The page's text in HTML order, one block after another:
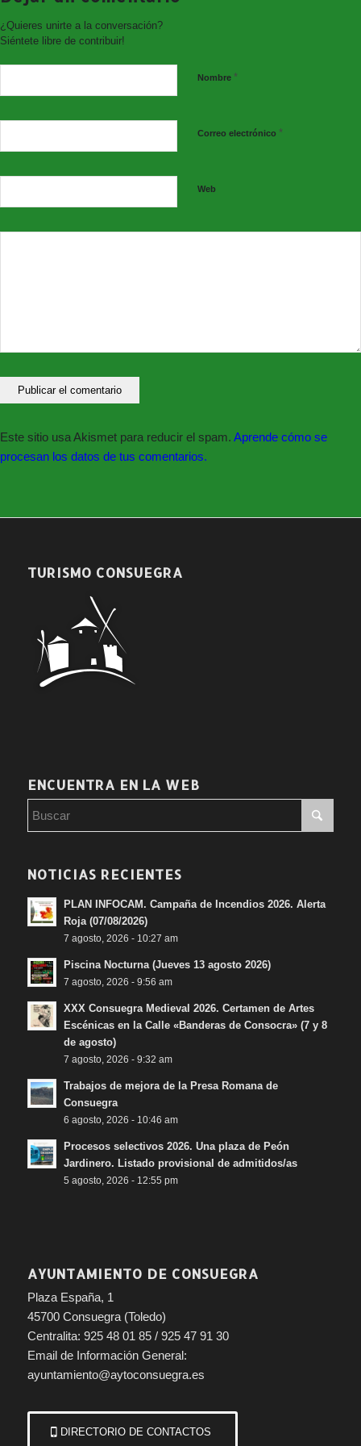
en combate Diego Rodríguez, el único hijo varón del Cid
Campeador.
Pilar Rivera Sesmero
género.
lván Fernández-Peinado Moreno
en La Mancha.
Consuegra: normas, conflictos y relaciones.
¿Quieres unirte a la conversación?
Siéntete libre de contribuir!
Nombre *
Correo electrónico *
Web
Este sitio usa Akismet para reducir el spam. Aprende cómo se
procesan los datos de tus comentarios.
TURISMO CONSUEGRA
ENCUENTRA EN LA WEB
NOTICIAS RECIENTES
PLAN INFOCAM. Campaña de Incendios 2026. Alerta
Roja (07/08/2026)
7 agosto, 2026 - 10:27 am
Piscina Nocturna (Jueves 13 agosto 2026)
7 agosto, 2026 - 9:56 am
XXX Consuegra Medieval 2026. Certamen de Artes
Escénicas en la Calle «Banderas de Consocra» (7 y 8
de agosto)
7 agosto, 2026 - 9:32 am
Trabajos de mejora de la Presa Romana de
Consuegra
6 agosto, 2026 - 10:46 am
Procesos selectivos 2026. Una plaza de Peón
Jardinero. Listado provisional de admitidos/as
5 agosto, 2026 - 12:55 pm
AYUNTAMIENTO DE CONSUEGRA
Plaza España, 1
45700 Consuegra (Toledo)
Centralita: 925 48 01 85 / 925 47 91 30
Email de Información General:
ayuntamiento@aytoconsuegra.es
DIRECTORIO DE CONTACTOS